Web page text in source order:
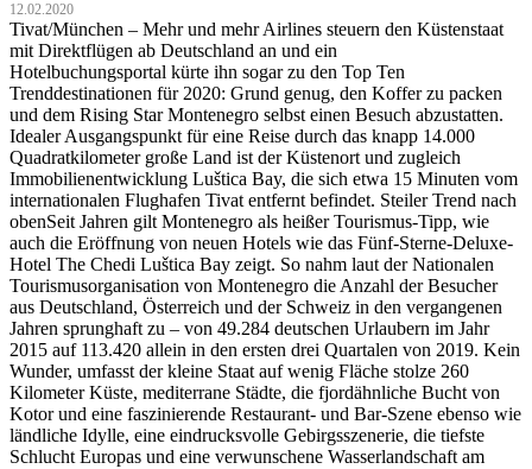
12.02.2020
Tivat/München – Mehr und mehr Airlines steuern den Küstenstaat
mit Direktflügen ab Deutschland an und ein
Hotelbuchungsportal kürte ihn sogar zu den Top Ten
Trenddestinationen für 2020: Grund genug, den Koffer zu packen
und dem Rising Star Montenegro selbst einen Besuch abzustatten.
Idealer Ausgangspunkt für eine Reise durch das knapp 14.000
Quadratkilometer große Land ist der Küstenort und zugleich
Immobilienentwicklung Luštica Bay, die sich etwa 15 Minuten vom
internationalen Flughafen Tivat entfernt befindet. Steiler Trend nach
obenSeit Jahren gilt Montenegro als heißer Tourismus-Tipp, wie
auch die Eröffnung von neuen Hotels wie das Fünf-Sterne-Deluxe-
Hotel The Chedi Luštica Bay zeigt. So nahm laut der Nationalen
Tourismusorganisation von Montenegro die Anzahl der Besucher
aus Deutschland, Österreich und der Schweiz in den vergangenen
Jahren sprunghaft zu – von 49.284 deutschen Urlaubern im Jahr
2015 auf 113.420 allein in den ersten drei Quartalen von 2019. Kein
Wunder, umfasst der kleine Staat auf wenig Fläche stolze 260
Kilometer Küste, mediterrane Städte, die fjordähnliche Bucht von
Kotor und eine faszinierende Restaurant- und Bar-Szene ebenso wie
ländliche Idylle, eine eindrucksvolle Gebirgsszenerie, die tiefste
Schlucht Europas und eine verwunschene Wasserlandschaft am